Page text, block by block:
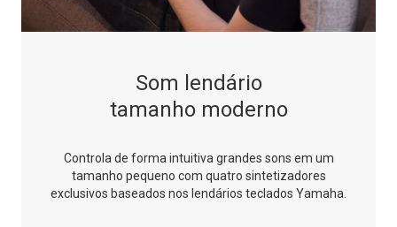
Som lendário
tamanho moderno
Controla de forma intuitiva grandes sons em um
tamanho pequeno com quatro sintetizadores
exclusivos baseados nos lendários teclados Yamaha.